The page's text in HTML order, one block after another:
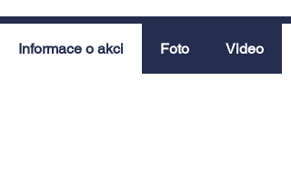
Informace o akci Foto Video